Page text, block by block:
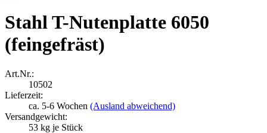
Stahl T-Nutenplatte 6050
(feingefräst)
Art.Nr.:
10502
Lieferzeit:
ca. 5-6 Wochen (Ausland abweichend)
Versandgewicht:
53 kg je Stück